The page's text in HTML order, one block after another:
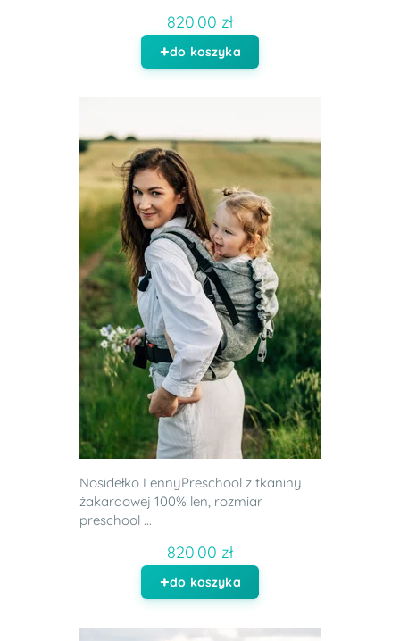
820.00 zł
do koszyka
Nosidełko LennyPreschool z tkaniny
żakardowej 100% len, rozmiar
preschool ...
820.00 zł
do koszyka